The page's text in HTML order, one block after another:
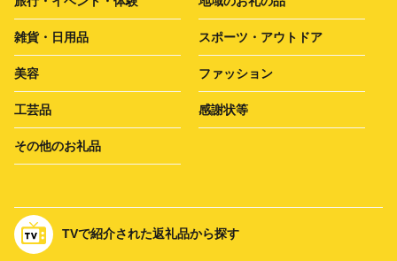
雑貨・日用品 スポーツ・アウトドア
美容 ファッション
工芸品 感謝状等
その他のお礼品
TVで紹介された返礼品から探す